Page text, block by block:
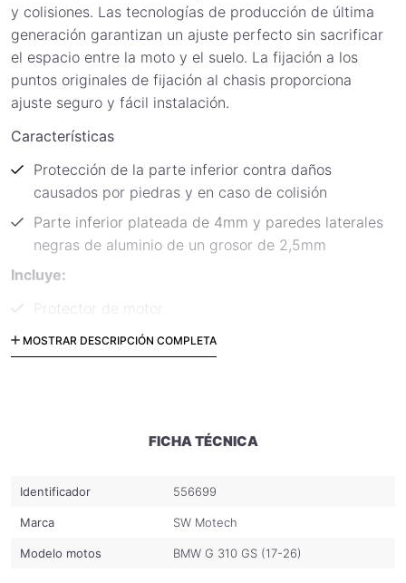
y colisiones. Las tecnologías de producción de última
generación garantizan un ajuste perfecto sin sacrificar
el espacio entre la moto y el suelo. La fijación a los
puntos originales de fijación al chasis proporciona
ajuste seguro y fácil instalación.
Características
Protección de la parte inferior contra daños
causados por piedras y en caso de colisión
Parte inferior plateada de 4mm y paredes laterales
negras de aluminio de un grosor de 2,5mm
Incluye:
Protector de motor
Material de fijación
MOSTRAR DESCRIPCIÓN COMPLETA
FICHA TÉCNICA
Identificador 556699
Marca SW Motech
Modelo motos BMW G 310 GS (17-26)